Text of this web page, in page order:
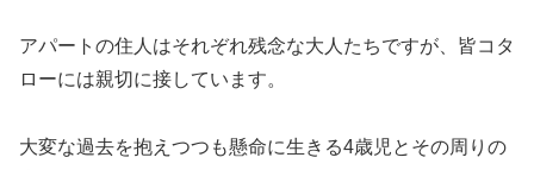
アパートの住人はそれぞれ残念な大人たちですが、皆コタ
ローには親切に接しています。
大変な過去を抱えつつも懸命に生きる4歳児とその周りの